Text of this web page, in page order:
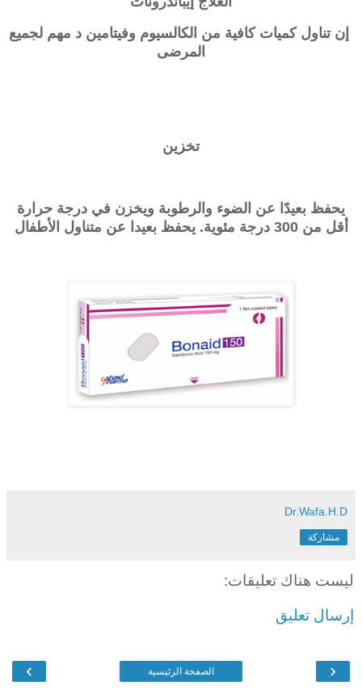
إن تناول كميات كافية من الكالسيوم وفيتامين د مهم لجميع
المرضى
تخزين
يحفظ بعيدًا عن الضوء والرطوبة ويخزن في درجة حرارة
أقل من 300 درجة مئوية. يحفظ بعيدا عن متناول الأطفال
Dr.Wafa.H.D
مشاركة
ليست هناك تعليقات:
إرسال تعليق
‹
› الصفحة الرئيسية